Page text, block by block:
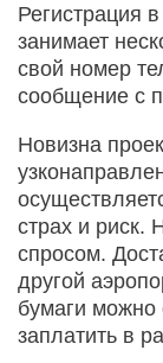
Регистрация
занимает
свой номер
сообщение с
Новизна
страх и риск.
спросом.
другой
бумаги можно
заплатить в